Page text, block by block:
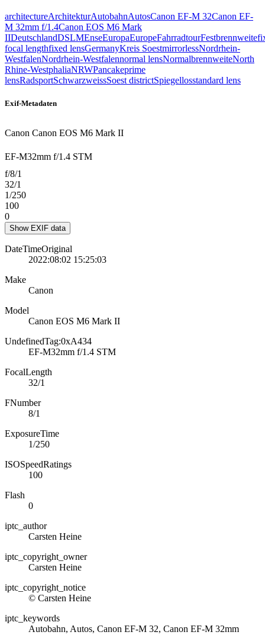
architectureArchitekturAutobahnAutosCanon EF-M 32Canon EF-
M 32mm f/1.4Canon EOS M6 Mark
IIDeutschlandDSLMEnseEuropaEuropeFahrradtourFestbrennweite
focal lengthfixed lensGermanyKreis SoestmirrorlessNordrhein-
WestfalenNordrhein-Westfalennormal lensNormalbrennweiteNorth
Rhine‑WestphaliaNRWPancakeprime
lensRadsportSchwarzweissSoest districtSpiegellosstandard lens
Exif-Metadaten
Canon Canon EOS M6 Mark II
EF-M32mm f/1.4 STM
f/8/1
32/1
1/250
100
0
Show EXIF data
DateTimeOriginal
2022:08:02 15:25:03
Make
Canon
Model
Canon EOS M6 Mark II
UndefinedTag:0xA434
EF-M32mm f/1.4 STM
FocalLength
32/1
FNumber
8/1
ExposureTime
1/250
ISOSpeedRatings
100
Flash
0
iptc_author
Carsten Heine
iptc_copyright_owner
Carsten Heine
iptc_copyright_notice
© Carsten Heine
iptc_keywords
Autobahn, Autos, Canon EF-M 32, Canon EF-M 32mm